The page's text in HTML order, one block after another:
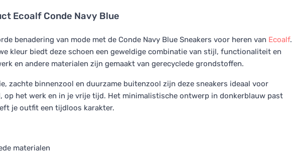
Ecoalf Conde Navy Blue
benadering van mode met de Conde Navy Blue Sneakers voor heren van Ecoalf.
kleur biedt deze schoen een geweldige combinatie van stijl, functionaliteit en
en andere materialen zijn gemaakt van gerecyclede grondstoffen.
zachte binnenzool en duurzame buitenzool zijn deze sneakers ideaal voor
op het werk en in je vrije tijd. Het minimalistische ontwerp in donkerblauw past
je outfit een tijdloos karakter.
materialen